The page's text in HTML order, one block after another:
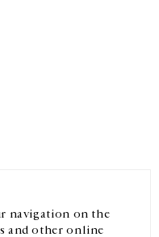
navigation on the
and other online